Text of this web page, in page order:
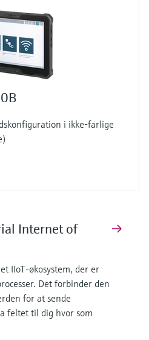
i ikke-farlige
Internet of
IIoT-økosystem, der er
Det forbinder den
for at sende
feltet til dig hvor som